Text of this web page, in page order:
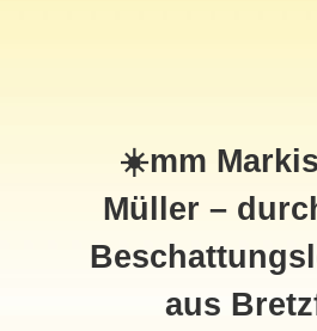
☀️mm
Müller –
aus